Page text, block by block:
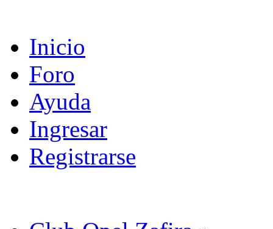
Inicio
Foro
Ayuda
Ingresar
Registrarse